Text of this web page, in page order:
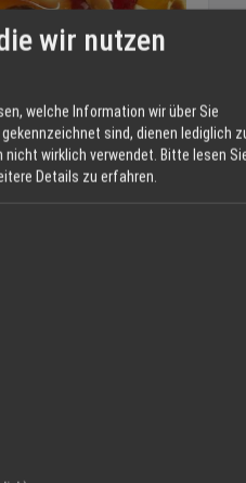
Alle ansehen →
wir nutzen
welche Information wir über Sie
sind, dienen lediglich
nicht wirklich verwendet. Bitte lesen
Details zu erfahren.